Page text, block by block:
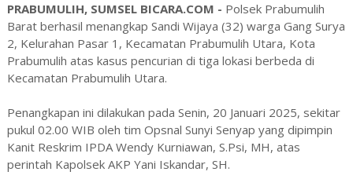
PRABUMULIH, SUMSEL BICARA.COM - Polsek Prabumulih
Barat berhasil menangkap Sandi Wijaya (32) warga Gang Surya
2, Kelurahan Pasar 1, Kecamatan Prabumulih Utara, Kota
Prabumulih atas kasus pencurian di tiga lokasi berbeda di
Kecamatan Prabumulih Utara.
Penangkapan ini dilakukan pada Senin, 20 Januari 2025, sekitar
pukul 02.00 WIB oleh tim Opsnal Sunyi Senyap yang dipimpin
Kanit Reskrim IPDA Wendy Kurniawan, S.Psi, MH, atas
perintah Kapolsek AKP Yani Iskandar, SH.